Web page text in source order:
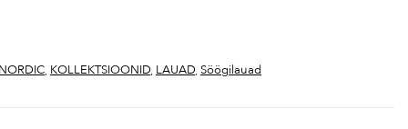
, KOLLEKTSIOONID, LAUAD,Söögilauad